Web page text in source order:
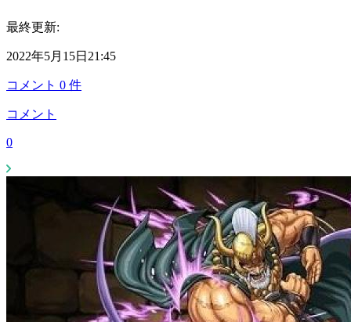
最終更新:
2022年5月15日21:45
コメント 0 件
コメント
0